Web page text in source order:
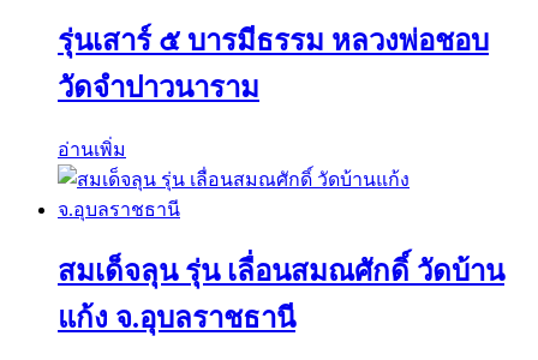
รุ่นเสาร์ ๕ บารมีธรรม หลวงพ่อชอบ
วัดจำปาวนาราม
อ่านเพิ่ม
สมเด็จลุน รุ่น เลื่อนสมณศักดิ์ วัดบ้าน
แก้ง จ.อุบลราชธานี